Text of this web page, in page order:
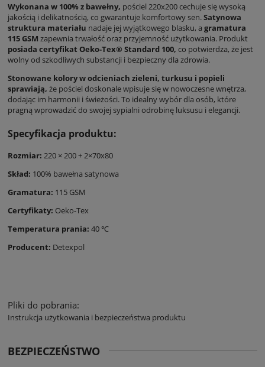
Wykonana w 100% z bawełny, pościel 220x200 cechuje się wysoką
jakością i delikatnością, co gwarantuje komfortowy sen. Satynowa
struktura materiału nadaje jej wyjątkowego blasku, a gramatura
115 GSM zapewnia trwałość oraz przyjemność użytkowania. Produkt
posiada certyfikat Oeko-Tex® Standard 100, co potwierdza, że jest
wolny od szkodliwych substancji i bezpieczny dla zdrowia.
Stonowane kolory w odcieniach zieleni, turkusu i popieli
sprawiają, że pościel doskonale wpisuje się w nowoczesne wnętrza,
dodając im harmonii i świeżości. To idealny wybór dla osób, które
pragną wprowadzić do swojej sypialni odrobinę luksusu i elegancji.
Specyfikacja produktu:
Rozmiar: 220 × 200 + 2×70x80
Skład: 100% bawełna satynowa
Gramatura: 115 GSM
Certyfikaty: Oeko-Tex
Temperatura prania: 40 ℃
Producent: Detexpol
Pliki do pobrania:
Instrukcja użytkowania i bezpieczeństwa produktu
BEZPIECZEŃSTWO